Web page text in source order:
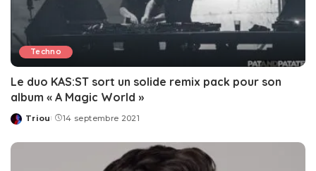
Techno
Le duo KAS:ST sort un solide remix pack pour son
album « A Magic World »
Posted
Triou 14 septembre 2021